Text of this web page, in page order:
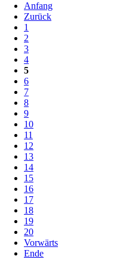
Anfang
Zurück
1
2
3
4
5
6
7
8
9
10
11
12
13
14
15
16
17
18
19
20
Vorwärts
Ende